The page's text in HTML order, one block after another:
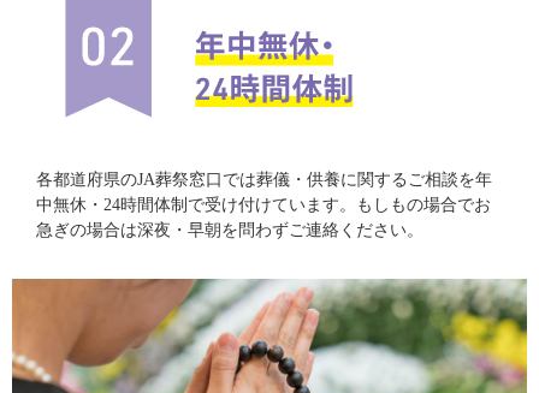
各都道府県のJA葬祭窓口では葬儀・供養に関するご相談を年
中無休・24時間体制で受け付けています。もしもの場合でお
急ぎの場合は深夜・早朝を問わずご連絡ください。